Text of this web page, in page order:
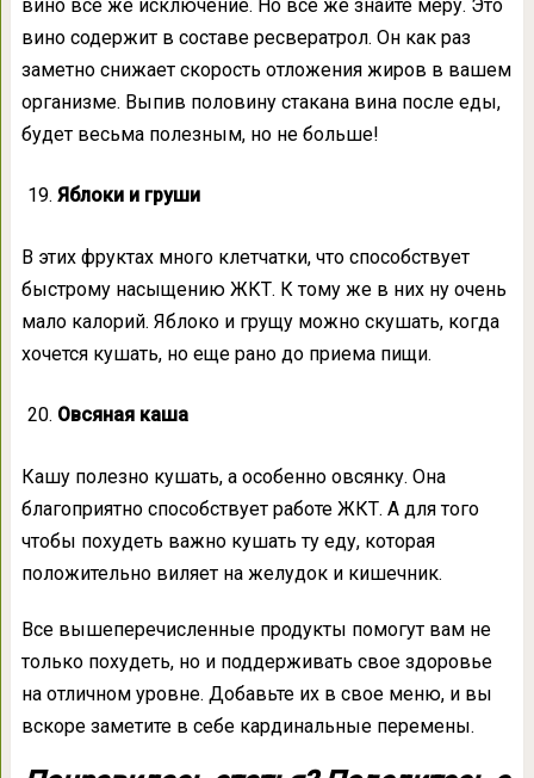
вино все же исключение. Но все же знайте меру. Это
вино содержит в составе ресвератрол. Он как раз
заметно снижает скорость отложения жиров в вашем
организме. Выпив половину стакана вина после еды,
будет весьма полезным, но не больше!
Яблоки и груши
В этих фруктах много клетчатки, что способствует
быстрому насыщению ЖКТ. К тому же в них ну очень
мало калорий. Яблоко и грущу можно скушать, когда
хочется кушать, но еще рано до приема пищи.
Овсяная каша
Кашу полезно кушать, а особенно овсянку. Она
благоприятно способствует работе ЖКТ. А для того
чтобы похудеть важно кушать ту еду, которая
положительно виляет на желудок и кишечник.
Все вышеперечисленные продукты помогут вам не
только похудеть, но и поддерживать свое здоровье
на отличном уровне. Добавьте их в свое меню, и вы
вскоре заметите в себе кардинальные перемены.